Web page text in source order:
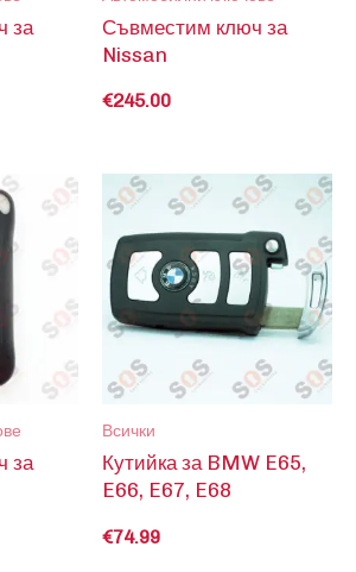
за
Съвместим ключ за
Nissan
€245.00
за
Всички
Кутийка за BMW E65,
E66, E67, E68
€74.99